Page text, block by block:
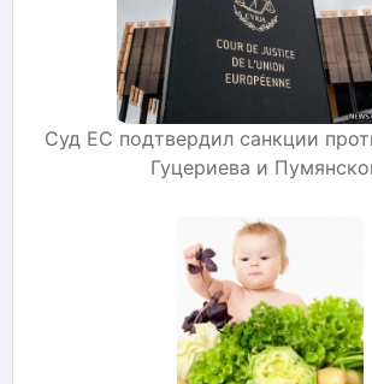
Суд ЕС подтвердил санкции
Гуцериева и